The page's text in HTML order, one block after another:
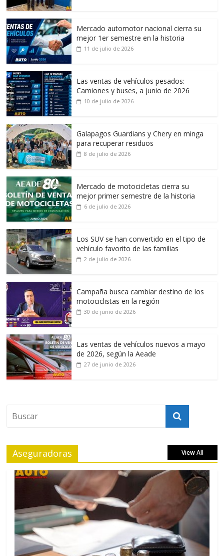
Mercado automotor nacional cierra su
mejor 1er semestre en la historia
11 de julio de 2026
Las ventas de vehículos pesados:
Camiones y buses, a junio de 2026
10 de julio de 2026
Galapagos Guardians y Chery en minga
para recuperar residuos
8 de julio de 2026
Mercado de motocicletas cierra su
mejor primer semestre de la historia
6 de julio de 2026
Los SUV se han convertido en el tipo de
vehículo favorito de las familias
2 de julio de 2026
Campaña busca cambiar destino de los
motociclistas en la región
30 de junio de 2026
Las ventas de vehículos nuevos a mayo
de 2026, según la Aeade
27 de junio de 2026
Aseguradoras View All